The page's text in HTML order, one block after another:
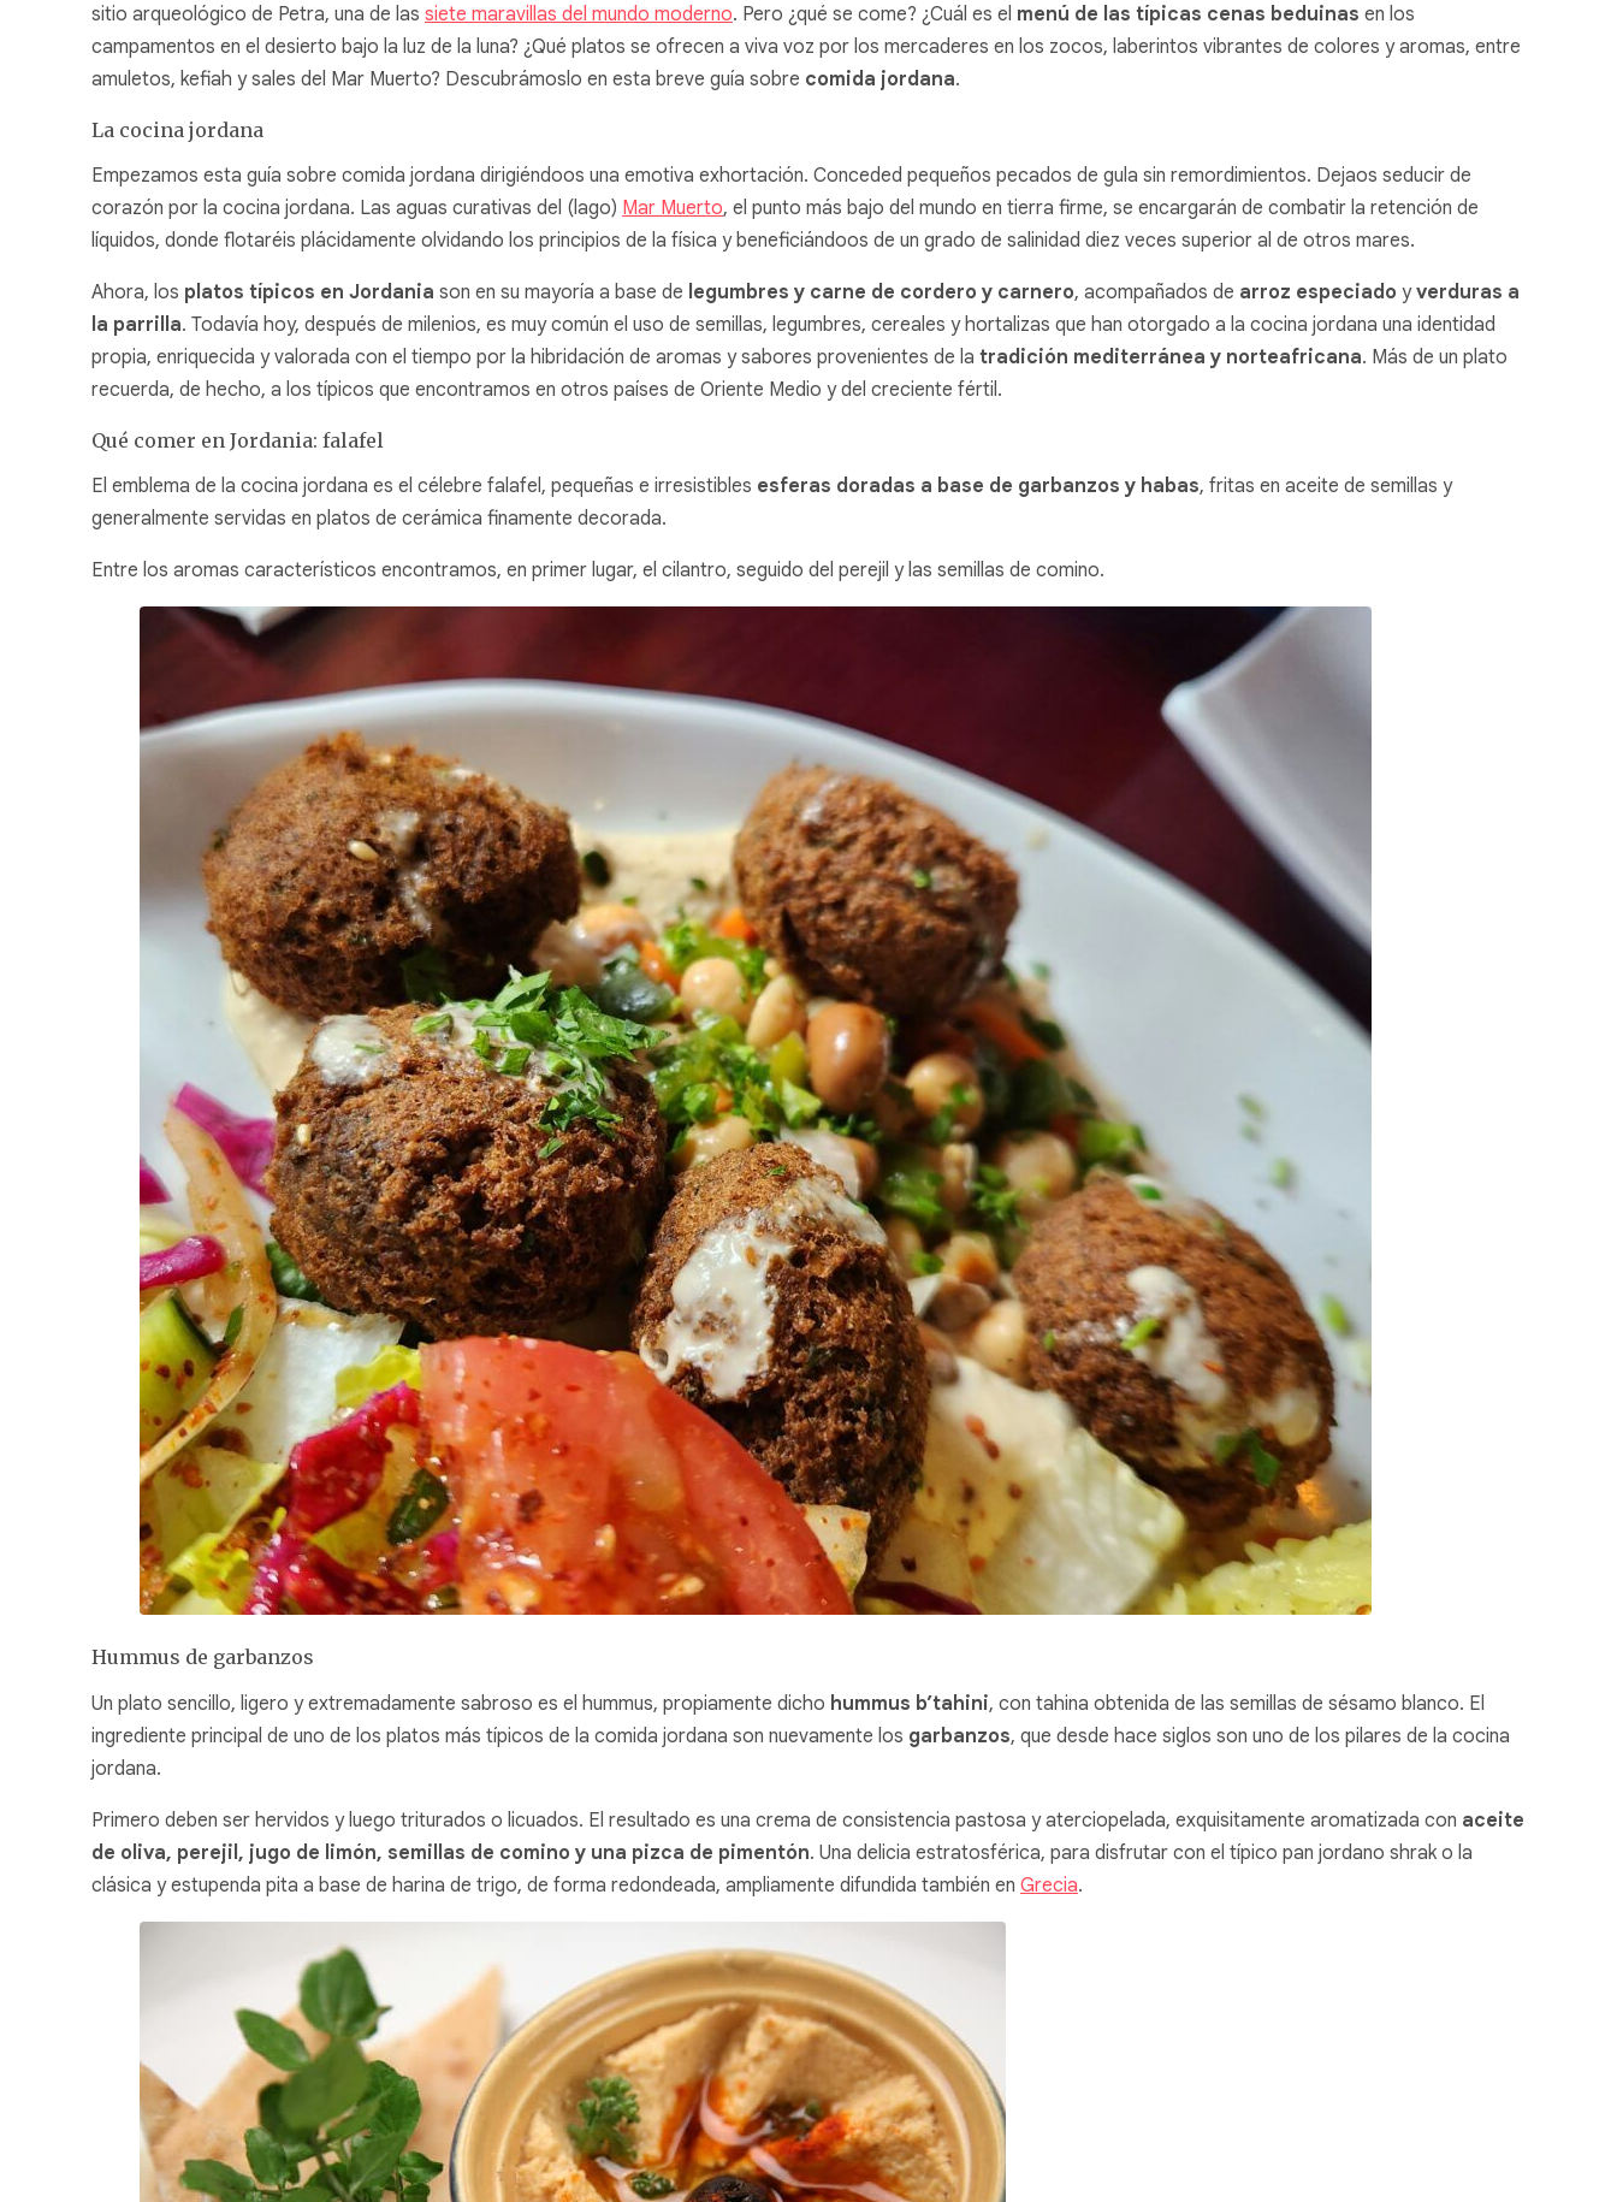
sitio arqueológico de Petra, una de las siete maravillas del mundo moderno. Pero ¿qué se come? ¿Cuál es el menú de las típicas cenas beduinas en los
campamentos en el desierto bajo la luz de la luna? ¿Qué platos se ofrecen a viva voz por los mercaderes en los zocos, laberintos vibrantes de colores y aromas, entre
amuletos, kefiah y sales del Mar Muerto? Descubrámoslo en esta breve guía sobre comida jordana.
La cocina jordana
Empezamos esta guía sobre comida jordana dirigiéndoos una emotiva exhortación. Conceded pequeños pecados de gula sin remordimientos. Dejaos seducir de
corazón por la cocina jordana. Las aguas curativas del (lago) Mar Muerto, el punto más bajo del mundo en tierra firme, se encargarán de combatir la retención de
líquidos, donde flotaréis plácidamente olvidando los principios de la física y beneficiándoos de un grado de salinidad diez veces superior al de otros mares.
Ahora, los platos típicos en Jordania son en su mayoría a base de legumbres y carne de cordero y carnero, acompañados de arroz especiado yverduras a
la parrilla. Todavía hoy, después de milenios, es muy común el uso de semillas, legumbres, cereales y hortalizas que han otorgado a la cocina jordana una identidad
propia, enriquecida y valorada con el tiempo por la hibridación de aromas y sabores provenientes de la tradición mediterránea y norteafricana. Más de un plato
recuerda, de hecho, a los típicos que encontramos en otros países de Oriente Medio y del creciente fértil.
Qué comer en Jordania: falafel
El emblema de la cocina jordana es el célebre falafel, pequeñas e irresistibles esferas doradas a base de garbanzos y habas, fritas en aceite de semillas y
generalmente servidas en platos de cerámica finamente decorada.
Entre los aromas característicos encontramos, en primer lugar, el cilantro, seguido del perejil y las semillas de comino.
Hummus de garbanzos
Un plato sencillo, ligero y extremadamente sabroso es el hummus, propiamente dicho hummus b’tahini, con tahina obtenida de las semillas de sésamo blanco. El
ingrediente principal de uno de los platos más típicos de la comida jordana son nuevamente los garbanzos, que desde hace siglos son uno de los pilares de la cocina
jordana.
Primero deben ser hervidos y luego triturados o licuados. El resultado es una crema de consistencia pastosa y aterciopelada, exquisitamente aromatizada con aceite
de oliva, perejil, jugo de limón, semillas de comino y una pizca de pimentón. Una delicia estratosférica, para disfrutar con el típico pan jordano shrak o la
clásica y estupenda pita a base de harina de trigo, de forma redondeada, ampliamente difundida también en Grecia.